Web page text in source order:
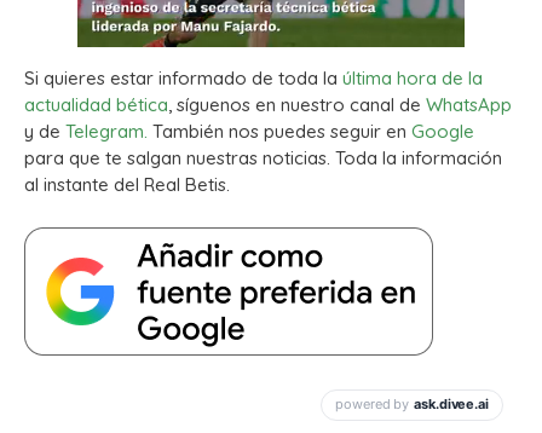
Si quieres estar informado de toda la última hora de la
actualidad bética , síguenos en nuestro canal de WhatsApp
y de Telegram. También nos puedes seguir en Google
para que te salgan nuestras noticias. Toda la información
al instante del Real Betis.